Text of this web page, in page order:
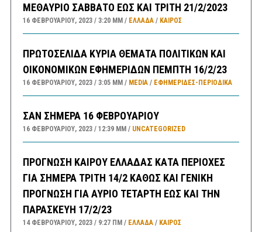
ΜΕΘΑΥΡΙΟ ΣΑΒΒΑΤΟ ΕΩΣ ΚΑΙ ΤΡΙΤΗ 21/2/2023
16 ΦΕΒΡΟΥΑΡΊΟΥ, 2023 3:20 ΜΜ ΕΛΛΑΔA/ ΚΑΙΡΌΣ
ΠΡΩΤΟΣΕΛΙΔΑ ΚΥΡΙΑ ΘΕΜΑΤΑ ΠΟΛΙΤΙΚΩΝ ΚΑΙ
ΟΙΚΟΝΟΜΙΚΩΝ ΕΦΗΜΕΡΙΔΩΝ ΠΕΜΠΤΗ 16/2/23
16 ΦΕΒΡΟΥΑΡΊΟΥ, 2023 3:05 ΜΜ MEDIA/ ΕΦΗΜΕΡΊΔΕΣ-ΠΕΡΙΟΔΙΚΆ
ΣΑΝ ΣΗΜΕΡΑ 16 ΦΕΒΡΟΥΑΡΙΟΥ
16 ΦΕΒΡΟΥΑΡΊΟΥ, 2023 12:39 ΜΜ UNCATEGORIZED
ΠΡΟΓΝΩΣΗ ΚΑΙΡΟΥ ΕΛΛΑΔΑΣ ΚΑΤΑ ΠΕΡΙΟΧΕΣ
ΓΙΑ ΣΗΜΕΡΑ ΤΡΙΤΗ 14/2 ΚΑΘΩΣ ΚΑΙ ΓΕΝΙΚΗ
ΠΡΟΓΝΩΣΗ ΓΙΑ ΑΥΡΙΟ ΤΕΤΑΡΤΗ ΕΩΣ ΚΑΙ ΤΗΝ
ΠΑΡΑΣΚΕΥΗ 17/2/23
14 ΦΕΒΡΟΥΑΡΊΟΥ, 2023 9:27 ΠΜ ΕΛΛΑΔA/ ΚΑΙΡΌΣ